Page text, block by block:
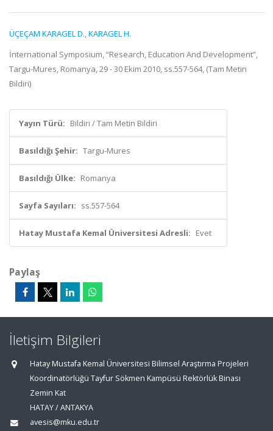
ÜÇEÇAM KARAGEL D.,KARAGEL H.
İnternational Symposium, “Research, Education And Development”,
Targu-Mures, Romanya, 29 - 30 Ekim 2010, ss.557-564, (Tam Metin
Bildiri)
Yayın Türü: Bildiri / Tam Metin Bildiri
Basıldığı Şehir: Targu-Mures
Basıldığı Ülke: Romanya
Sayfa Sayıları: ss.557-564
Hatay Mustafa Kemal Üniversitesi Adresli: Evet
Paylaş
İletişim Bilgileri
Hatay Mustafa Kemal Üniversitesi Bilimsel Araştırma Projeleri
Koordinatörlüğü Tayfur Sökmen Kampüsü Rektörlük Binası
Zemin Kat
HATAY / ANTAKYA
avesis@mku.edu.tr